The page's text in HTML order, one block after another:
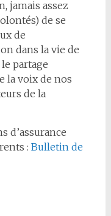
jamais assez
de se
de
dans la vie de
partage
la voix de nos
de la
d’assurance
: Bulletin de